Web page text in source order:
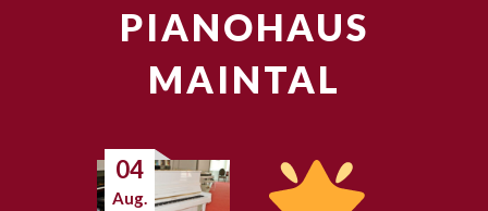
PIANOHAUS
MAINTAL
04
Aug.